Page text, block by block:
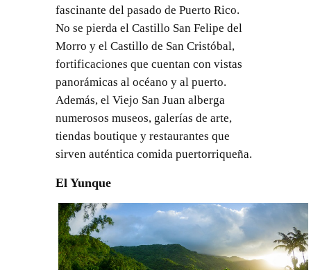
fascinante del pasado de Puerto Rico.
No se pierda el Castillo San Felipe del
Morro y el Castillo de San Cristóbal,
fortificaciones que cuentan con vistas
panorámicas al océano y al puerto.
Además, el Viejo San Juan alberga
numerosos museos, galerías de arte,
tiendas boutique y restaurantes que
sirven auténtica comida puertorriqueña.
El Yunque